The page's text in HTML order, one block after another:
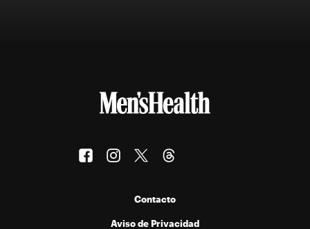
Contacto
Aviso de Privacidad